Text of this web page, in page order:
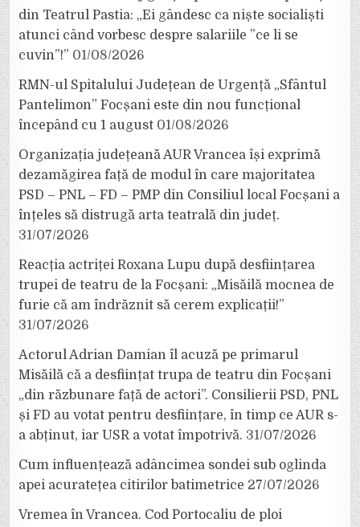
din Teatrul Pastia: „Ei gândesc ca niște socialiști
atunci când vorbesc despre salariile ”ce li se
cuvin”!” 01/08/2026
RMN-ul Spitalului Județean de Urgență „Sfântul
Pantelimon” Focșani este din nou funcțional
începând cu 1 august 01/08/2026
Organizația județeană AUR Vrancea își exprimă
dezamăgirea față de modul în care majoritatea
PSD – PNL – FD – PMP din Consiliul local Focșani a
înțeles să distrugă arta teatrală din județ.
31/07/2026
Reacția actriței Roxana Lupu după desființarea
trupei de teatru de la Focșani: „Misăilă mocnea de
furie că am îndrăznit să cerem explicații!”
31/07/2026
Actorul Adrian Damian îl acuză pe primarul
Misăilă că a desființat trupa de teatru din Focșani
„din răzbunare față de actori”. Consilierii PSD, PNL
și FD au votat pentru desființare, în timp ce AUR s-
a abținut, iar USR a votat împotrivă. 31/07/2026
Cum influențează adâncimea sondei sub oglinda
apei acuratețea citirilor batimetrice 27/07/2026
Vremea în Vrancea. Cod Portocaliu de ploi